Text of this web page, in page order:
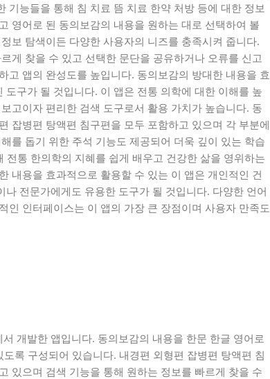
기능들을 통해 침 치료 뜸 치료 한약 처방 등에 대한 정보
영어로 된 동의보감의 내용을 원하는 대로 선택하여 볼
보 탐색이든 다양한 사용자의 니즈를 충족시켜 줍니다.
게 찾을 수 있고 선택한 문단을 공유하거나 오류를 신고
고 앱의 완성도를 높입니다. 동의보감의 방대한 내용을 효
구가 될 것입니다. 이 앱은 전통 의학에 대한 이해를 높
고이자 편리한 검색 도구로서 활용 가치가 높습니다. 동
잡병편 탕액편 침구편을 모두 포함하고 있으며 각 부분에
를 돕기 위한 주석 기능도 제공되어 더욱 깊이 있는 학습
통 한의학의 지혜를 쉽게 배우고 건강한 삶을 영위하는
내용을 효과적으로 활용할 수 있는 이 앱은 개인적인 건
전문가에게도 유용한 도구가 될 것입니다. 다양한 언어
인 인터페이스는 이 앱의 가장 큰 장점이며 사용자 만족도
개발한 앱입니다. 동의보감의 내용을 한문 한글 영어로
록 구성되어 있습니다. 내경편 외형편 잡병편 탕액편 침
있으며 검색 기능을 통해 원하는 정보를 빠르게 찾을 수